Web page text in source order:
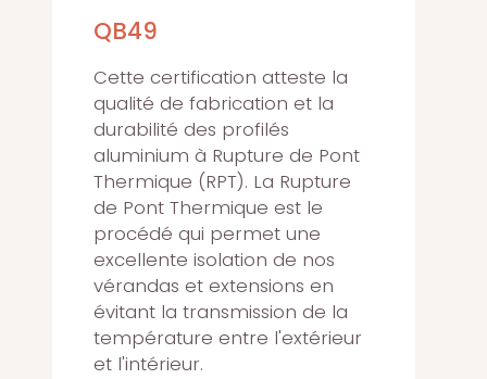
QB49
Cette certification atteste la
qualité de fabrication et la
durabilité des profilés
aluminium à Rupture de Pont
Thermique (RPT). La Rupture
de Pont Thermique est le
procédé qui permet une
excellente isolation de nos
vérandas et extensions en
évitant la transmission de la
température entre l'extérieur
et l'intérieur.